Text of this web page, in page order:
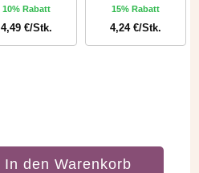
10% Rabatt
4,49 €/Stk.
15% Rabatt
4,24€/Stk.
In den Warenkorb